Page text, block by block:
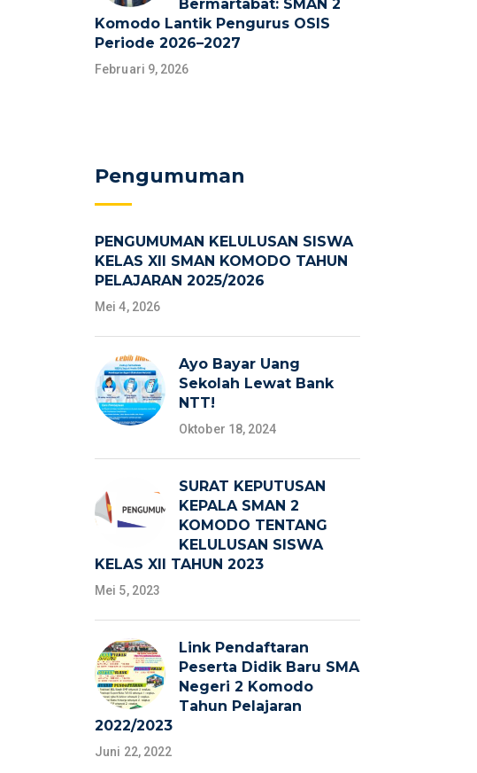
Bermartabat: SMAN 2
Komodo Lantik Pengurus OSIS
Periode 2026–2027
Februari 9, 2026
Pengumuman
PENGUMUMAN KELULUSAN SISWA
KELAS XII SMAN KOMODO TAHUN
PELAJARAN 2025/2026
Mei 4, 2026
Ayo Bayar Uang
Sekolah Lewat Bank
NTT!
Oktober 18, 2024
SURAT KEPUTUSAN
KEPALA SMAN 2
KOMODO TENTANG
KELULUSAN SISWA
KELAS XII TAHUN 2023
Mei 5, 2023
Link Pendaftaran
Peserta Didik Baru SMA
Negeri 2 Komodo
Tahun Pelajaran
2022/2023
Juni 22, 2022